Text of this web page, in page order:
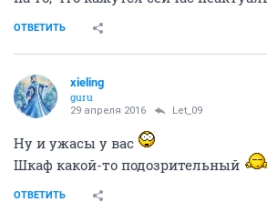
ОТВЕТИТЬ
xieling
guru
29 апреля 2016 Let_09
Ну и ужасы у вас
Шкаф какой-то подозрительный
ОТВЕТИТЬ